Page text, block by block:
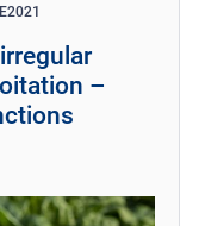
2021
–